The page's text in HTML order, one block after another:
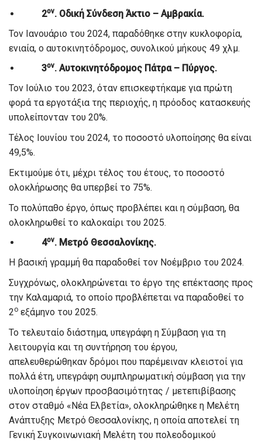
2ον. Οδική Σύνδεση Άκτιο – Αμβρακία.
Τον Ιανουάριο του 2024, παραδόθηκε στην κυκλοφορία,
ενιαία, ο αυτοκινητόδρομος, συνολικού μήκους 49 χλμ.
3ον. Αυτοκινητόδρομος Πάτρα – Πύργος.
Τον Ιούλιο του 2023, όταν επισκεφτήκαμε για πρώτη
φορά τα εργοτάξια της περιοχής, η πρόοδος κατασκευής
υπολείπονταν του 20%.
Τέλος Ιουνίου του 2024, το ποσοστό υλοποίησης θα είναι
49,5%.
Εκτιμούμε ότι, μέχρι τέλος του έτους, το ποσοστό
ολοκλήρωσης θα υπερβεί το 75%.
Το πολύπαθο έργο, όπως προβλέπει και η σύμβαση, θα
ολοκληρωθεί το καλοκαίρι του 2025.
4ον. Μετρό Θεσσαλονίκης.
Η βασική γραμμή θα παραδοθεί τον Νοέμβριο του 2024.
Συγχρόνως, ολοκληρώνεται το έργο της επέκτασης προς
την Καλαμαριά, το οποίο προβλέπεται να παραδοθεί το
2ο εξάμηνο του 2025.
Το τελευταίο διάστημα, υπεγράφη η Σύμβαση για τη
λειτουργία και τη συντήρηση του έργου,
απελευθερώθηκαν δρόμοι που παρέμειναν κλειστοί για
πολλά έτη, υπεγράφη συμπληρωματική σύμβαση για την
υλοποίηση έργων προσβασιμότητας / μετεπιβίβασης
στον σταθμό «Νέα Ελβετία», ολοκληρώθηκε η Μελέτη
Ανάπτυξης Μετρό Θεσσαλονίκης, η οποία αποτελεί τη
Γενική Συγκοινωνιακή Μελέτη του πολεοδομικού